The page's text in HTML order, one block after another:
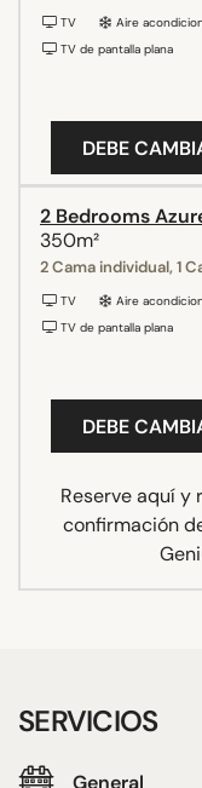
TV Aire
TV de pantalla plana
DEBE
2 Bedrooms
350m²
2 Cama individual, 1
TV Aire
TV de pantalla plana
DEBE
Reserve aquí
confirmación
SERVICIOS
General